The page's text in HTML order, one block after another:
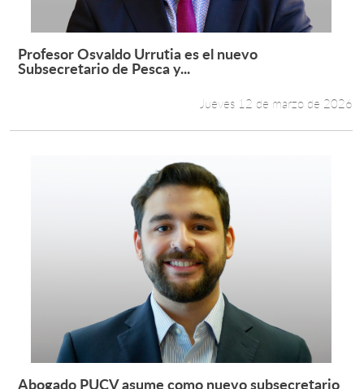
Leer más +
Profesor Osvaldo Urrutia es el nuevo
Subsecretario de Pesca y...
Jueves 12 de marzo de 2026
Abogado PUCV asume como nuevo subsecretario